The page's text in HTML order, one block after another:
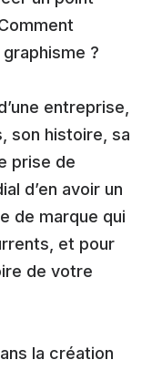
?
entreprise,
son histoire, sa
prise de
d’en avoir un
de marque qui
et pour
de votre
la création